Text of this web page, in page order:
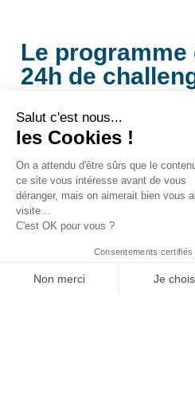
Le programme
24h de
– 17h : Mot d’accueil,
présentation des infrastructures
– 18h : Constitution des équipes
– 18h30 : Répartition en salles/
Design Center
– 19h : début du brainstorming et
– 22h : Départ des mentors
J2 : samedi 15 novembre
Salut c'est nous...
les Cookies !
On a attendu d'être sûrs que le
ce site vous intéresse avant de vous
déranger, mais on aimerait bien vous
visite...
C'est OK pour vous ?
Consentements certifiés
Non merci Je